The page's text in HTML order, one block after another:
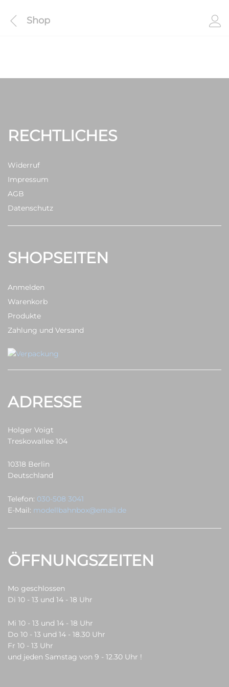
Shop
RECHTLICHES
Widerruf
Impressum
AGB
Datenschutz
SHOPSEITEN
Anmelden
Warenkorb
Produkte
Zahlung und Versand
ADRESSE
Holger Voigt
Treskowallee 104
10318 Berlin
Deutschland
Telefon: 030-508 3041
E-Mail: modellbahnbox@email.de
ÖFFNUNGSZEITEN
Mo geschlossen
Di 10 - 13 und 14 - 18 Uhr
Mi 10 - 13 und 14 - 18 Uhr
Do 10 - 13 und 14 - 18.30 Uhr
Fr 10 - 13 Uhr
und jeden Samstag von 9 - 12.30 Uhr !